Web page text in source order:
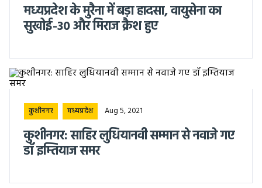
मध्यप्रदेश के मुरैना में बड़ा हादसा, वायुसेना का
सुखोई-30 और मिराज क्रैश हुए
कुशीनगर मध्यप्रदेश Aug 5, 2021
कुशीनगर: साहिर लुधियानवी सम्मान से नवाजे गए
डॉ इम्तियाज समर